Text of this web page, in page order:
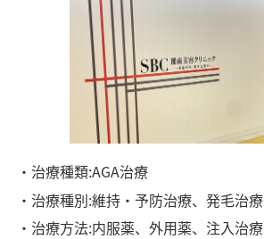
・治療種類:AGA治療
・治療種別:維持・予防治療、発毛治療
・治療方法:内服薬、外用薬、注入治療